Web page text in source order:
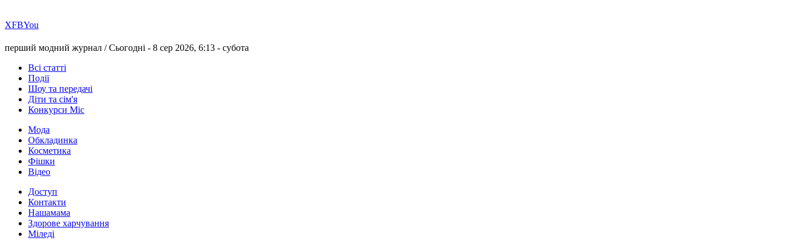
ХFBYou
перший модний журнал /Сьогодні - 8 сер 2026, 6:13 - субота
Всі статті
Події
Шоу та передачі
Діти та сім'я
Конкурси Міс
Мода
Обкладинка
Косметика
Фішки
Відео
Доступ
Контакти
Нашамама
Здорове харчування
Міледі